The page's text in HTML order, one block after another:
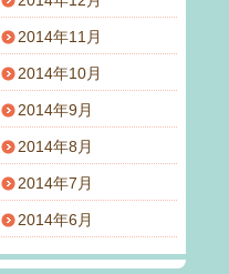
2014年11月
2014年10月
2014年9月
2014年8月
2014年7月
2014年6月